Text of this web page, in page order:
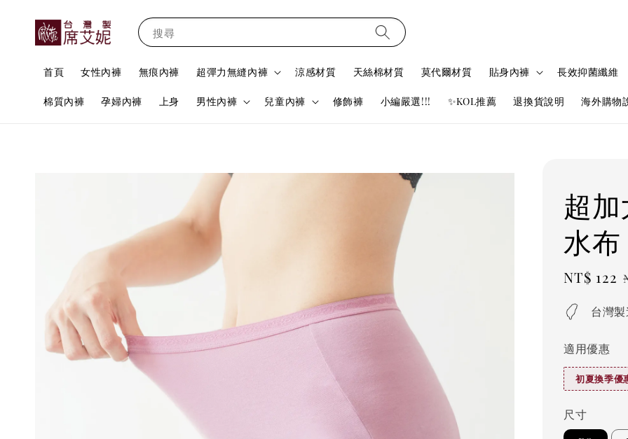
搜尋
首頁 女性內褲 無痕內褲 超彈力無縫內褲 涼感材質 天絲棉材質 莫代爾材質 貼身內褲 長效抑菌纖維
棉質內褲 孕婦內褲 上身 男性內褲 兒童內褲 修飾褲 小編嚴選!!! ✨KOL推薦 退換貨說明 海外購物
超
水布
Sale
NT$ 122
台灣
適用優惠
初夏換季優
尺寸